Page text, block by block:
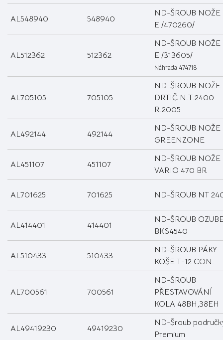
AL548940 548940
ND-ŠROUB NOŽE
E /470260/
AL512362 512362
ND-ŠROUB NOŽE
E /313605/
Náhrada 474718
AL705105 705105
ND-ŠROUB NOŽE
DRTIČ N.T.2400
R.2005
AL492144 492144
ND-ŠROUB NOŽE
GREENZONE
AL451107 451107
ND-ŠROUB NOŽE
VARIO 470 BR
AL701625 701625 ND-ŠROUB NT
AL414401 414401
ND-ŠROUB
BKS4540
AL510433 510433
ND-ŠROUB PÁKY
KOŠE T-12 CON.
AL700561 700561
ND-ŠROUB
PŘESTAVOVÁNÍ
KOLA 48BH,38EH
AL49419230 49419230
ND-Šroub
Premium